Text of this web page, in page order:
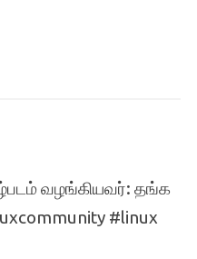
வழங்கியவர்: தங்க
#linux